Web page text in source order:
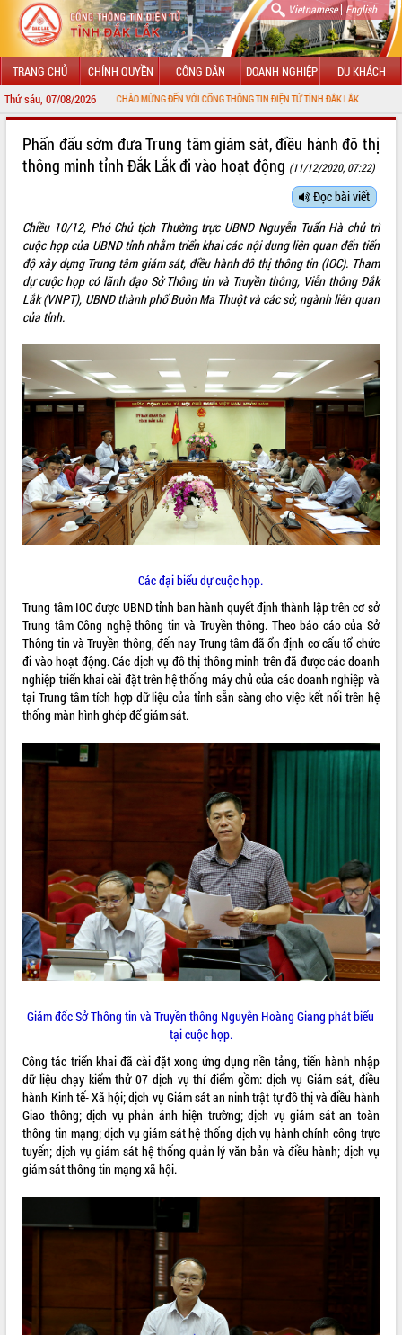
Vietnamese| English
TRANG CHỦ CHÍNH QUYỀN CÔNG DÂN DOANH NGHIỆP DU KHÁCH
Thứ sáu, 07/08/2026CHÀO MỪNG ĐẾN VỚI CỔNG THÔNG TIN ĐIỆN TỬ TỈNH ĐẮK LẮK
LÃNH ĐẠO UBND TỈNH
SỞ, BAN, NGÀNH
UBND CÁC XÃ, PHƯỜNG
THÔNG TIN CHỈ ĐẠO ĐIỀU HÀNH
VĂN BẢN HĐND TỈNH
QUY HOẠCH - KẾ HOẠCH
Loading the player...
Khám bệnh, cấp phát thuốc miễn phí
và tặng quà người dân xã Cư Pui
Hội nghị UBND tỉnh Đắk Lắk thường kỳ
tháng 7/2026
Lễ truy tặng danh hiệu “Bà Mẹ Việt
Lao động
UBND tỉnh Đắk Lắk triển khai nhiệm
Kỳ họp thứ Hai, Hội đồng nhân dân
tỉnh khóa XI quyết nghị nhiều nội dung
quan trọng
Bí thư Tỉnh ủy Lương Nguyễn Minh
Triết thăm, tặng quà người có công với
cách mạng
văn hóa, thể thao đáp ứng yêu cầu
phát triển mới
Thường trực HĐND tỉnh Đắk Lắk gặp
mặt Đoàn chuyên gia y tế TP. Hồ Chí
Lễ truy điệu và an táng hài cốt liệt sĩ
tại Nghĩa trang Liệt sĩ xã Sơn Hòa
Hôm nay:
19015
Phấn đấu sớm đưa Trung tâm giám sát, điều hành đô thị
thông minh tỉnh Đắk Lắk đi vào hoạt động (11/12/2020, 07:22)
Đọc bài viết
Chiều 10/12, Phó Chủ tịch Thường trực UBND Nguyễn Tuấn Hà chủ trì
cuộc họp của UBND tỉnh nhằm triển khai các nội dung liên quan đến tiến
độ xây dựng Trung tâm giám sát, điều hành đô thị thông tin (IOC). Tham
dự cuộc họp có lãnh đạo Sở Thông tin và Truyền thông, Viễn thông Đắk
Lắk (VNPT), UBND thành phố Buôn Ma Thuột và các sở, ngành liên quan
của tỉnh.
Các đại biểu dự cuộc họp.
Trung tâm IOC được UBND tỉnh ban hành quyết định thành lập trên cơ sở
Trung tâm Công nghệ thông tin và Truyền thông. Theo báo cáo của Sở
Thông tin và Truyền thông, đến nay Trung tâm đã ổn định cơ cấu tổ chức
đi vào hoạt động. Các dịch vụ đô thị thông minh trên đã được các doanh
nghiệp triển khai cài đặt trên hệ thống máy chủ của các doanh nghiệp và
tại Trung tâm tích hợp dữ liệu của tỉnh sẵn sàng cho việc kết nối trên hệ
thống màn hình ghép để giám sát.
Giám đốc Sở Thông tin và Truyền thông Nguyễn Hoàng Giang phát biểu
tại cuộc họp.
Công tác triển khai đã cài đặt xong ứng dụng nền tảng, tiến hành nhập
dữ liệu chạy kiểm thử 07 dịch vụ thí điểm gồm: dịch vụ Giám sát, điều
hành Kinh tế- Xã hội; dịch vụ Giám sát an ninh trật tự đô thị và điều hành
Giao thông; dịch vụ phản ánh hiện trường; dịch vụ giám sát an toàn
thông tin mạng; dịch vụ giám sát hệ thống dịch vụ hành chính công trực
tuyến; dịch vụ giám sát hệ thống quản lý văn bản và điều hành; dịch vụ
giám sát thông tin mạng xã hội.